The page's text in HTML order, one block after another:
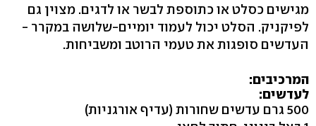
מגישים כסלט או כתוספת לבשר או לדגים. מצוין גם
לפיקניק. הסלט יכול לעמוד יומיים-שלושה במקרר -
העדשים סופגות את טעמי הרוטב ומשביחות.
המרכיבים:
לעדשים:
500 גרם עדשים שחורות (עדיף אורגניות)